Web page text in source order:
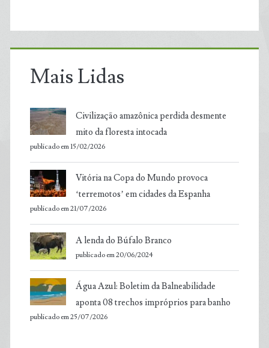
Mais Lidas
Civilização amazônica perdida desmente
mito da floresta intocada
publicado em 15/02/2026
Vitória na Copa do Mundo provoca
‘terremotos’ em cidades da Espanha
publicado em 21/07/2026
A lenda do Búfalo Branco
publicado em 20/06/2024
Água Azul: Boletim da Balneabilidade
aponta 08 trechos impróprios para banho
publicado em 25/07/2026